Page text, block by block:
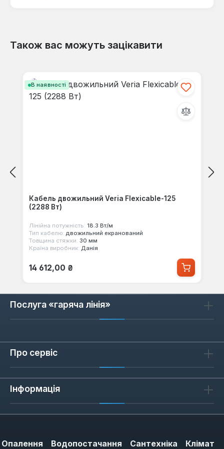
Відгуків не знайдено. Поділіться
Також вас можуть зацікавити
В наявності
Кабель двожильний Veria Flexicable-125
(2288 Вт)
Лінійна потужність: 18.3 Вт/м
Тип кабелю: двожильний екранований
Товщина стяжки: 30 мм
Країна виробник: Данія
Звичайна ціна:
14 612,00 ₴
Послуга «гаряча лінія»
Про сервіс
Інформація
Опалення Водопостачання Сантехніка Клімат